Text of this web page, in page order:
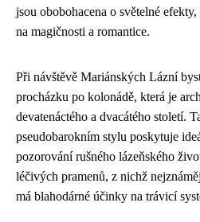
jsou obobohacena o světelné
na magičnosti a romantice.
Při návštěvě Mariánských Lázní
procházku po kolonádě, která je
devatenáctého a dvacátého století.
pseudobarokním stylu poskytuje
pozorování rušného lázeňského
léčivých pramenů, z nichž
má blahodárné účinky na trávicí